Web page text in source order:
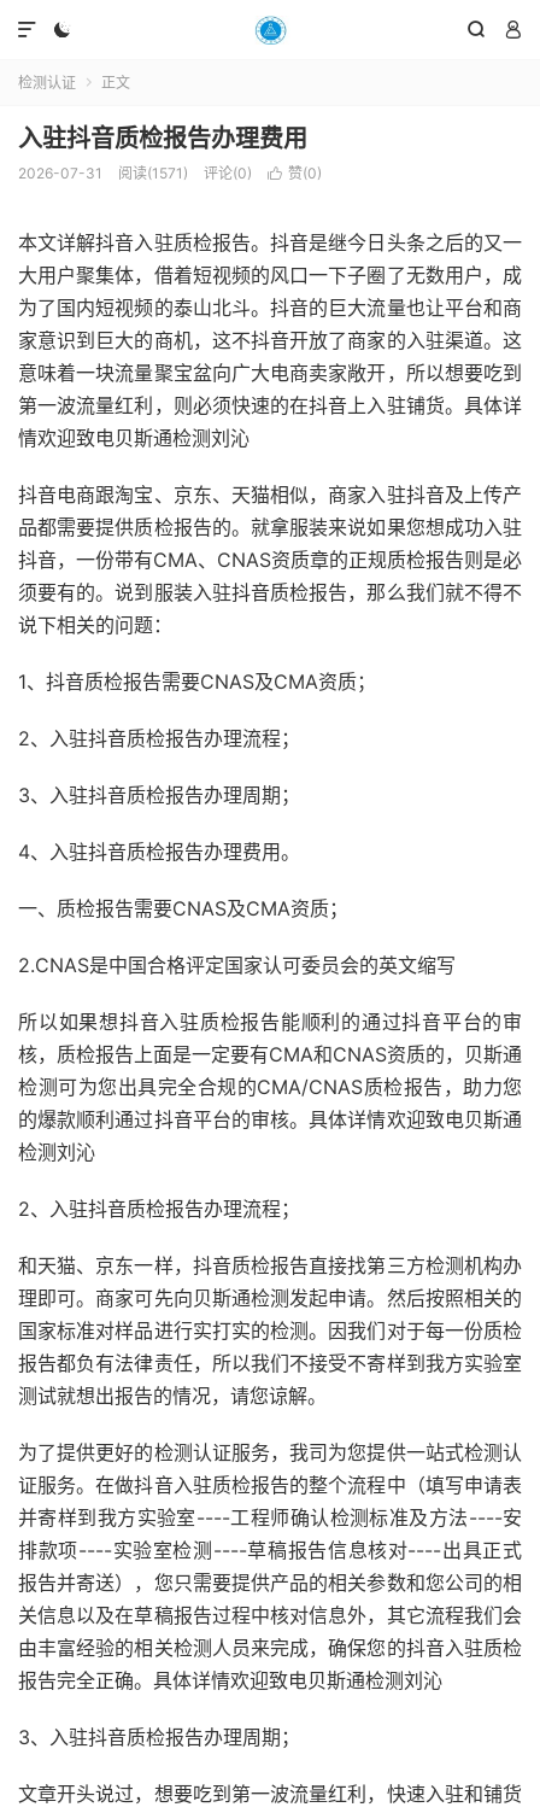
  

检测认证  正文
入驻抖音质检报告办理费用
2026-07-31 阅读(1571) 评论(0)  赞(0)
本文详解抖音入驻质检报告。抖音是继今日头条之后的又一
大用户聚集体，借着短视频的风口一下子圈了无数用户，成
为了国内短视频的泰山北斗。抖音的巨大流量也让平台和商
家意识到巨大的商机，这不抖音开放了商家的入驻渠道。这
意味着一块流量聚宝盆向广大电商卖家敞开，所以想要吃到
第一波流量红利，则必须快速的在抖音上入驻铺货。具体详
情欢迎致电贝斯通检测刘沁
抖音电商跟淘宝、京东、天猫相似，商家入驻抖音及上传产
品都需要提供质检报告的。就拿服装来说如果您想成功入驻
抖音，一份带有CMA、CNAS资质章的正规质检报告则是必
须要有的。说到服装入驻抖音质检报告，那么我们就不得不
说下相关的问题：
1、抖音质检报告需要CNAS及CMA资质；
2、入驻抖音质检报告办理流程；
3、入驻抖音质检报告办理周期；
4、入驻抖音质检报告办理费用。
一、质检报告需要CNAS及CMA资质；
2.CNAS是中国合格评定国家认可委员会的英文缩写
所以如果想抖音入驻质检报告能顺利的通过抖音平台的审
核，质检报告上面是一定要有CMA和CNAS资质的，贝斯通
检测可为您出具完全合规的CMA/CNAS质检报告，助力您
的爆款顺利通过抖音平台的审核。具体详情欢迎致电贝斯通
检测刘沁
2、入驻抖音质检报告办理流程；
和天猫、京东一样，抖音质检报告直接找第三方检测机构办
理即可。商家可先向贝斯通检测发起申请。然后按照相关的
国家标准对样品进行实打实的检测。因我们对于每一份质检
报告都负有法律责任，所以我们不接受不寄样到我方实验室
测试就想出报告的情况，请您谅解。
为了提供更好的检测认证服务，我司为您提供一站式检测认
证服务。在做抖音入驻质检报告的整个流程中（填写申请表
并寄样到我方实验室----工程师确认检测标准及方法----安
排款项----实验室检测----草稿报告信息核对----出具正式
报告并寄送），您只需要提供产品的相关参数和您公司的相
关信息以及在草稿报告过程中核对信息外，其它流程我们会
由丰富经验的相关检测人员来完成，确保您的抖音入驻质检
报告完全正确。具体详情欢迎致电贝斯通检测刘沁
3、入驻抖音质检报告办理周期；
文章开头说过，想要吃到第一波流量红利，快速入驻和铺货